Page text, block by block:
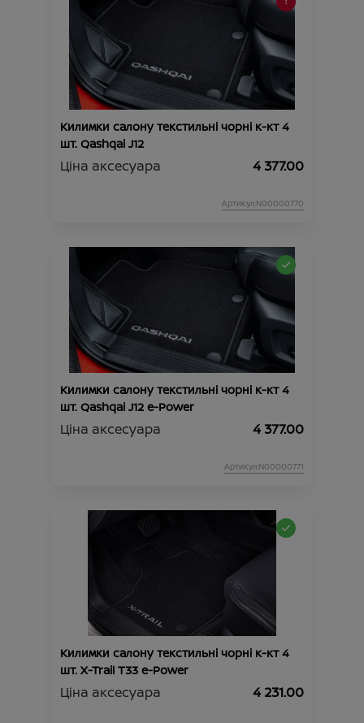
Килимки салону текстильні чорні к-кт 4
шт. Qashqai J12
Ціна аксесуара 4 377.00
Артикул:N00000770
Килимки салону текстильні чорні к-кт 4
шт. Qashqai J12 e-Power
Ціна аксесуара 4 377.00
Артикул:N00000771
Килимки салону текстильні чорні к-кт 4
шт. X-Trail T33 e-Power
Ціна аксесуара 4 231.00